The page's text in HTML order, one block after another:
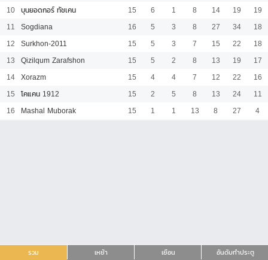
รวม เหย้า เยือน อันดับทำประตู
10 บุนยอดกอร์ ทัชเคน 15 6 1 8 14 19
19
11
Sogdiana 16 5 3 8 27 34
18
12
Surkhon-2011 15 5 3 7 15 22
18
13
Qizilqum Zarafshon 15 5 2 8 13 19
17
14 Xorazm 15 4 4 7 12 22
16
15
โคแคน 1912 15 2 5 8 13 24
11
16
Mashal Muborak 15 1 1 13 8 27 4